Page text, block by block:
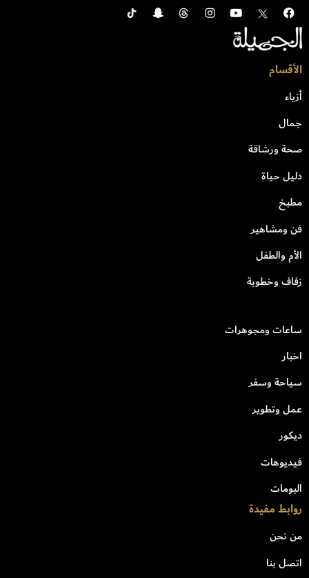
الأقسام
أزياء
جمال
صحة ورشاقة
دليل حياة
مطبخ
فن ومشاهير
الأم والطفل
زفاف وخطوبة
ساعات ومجوهرات
اخبار
سياحة وسفر
عمل وتطوير
ديكور
فيديوهات
البومات
روابط مفيدة
من نحن
اتصل بنا